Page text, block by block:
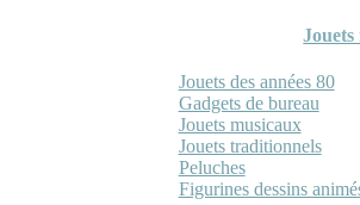
Jouets des années 80
Gadgets de bureau
Jouets musicaux
Jouets traditionnels
Peluches
Figurines dessins